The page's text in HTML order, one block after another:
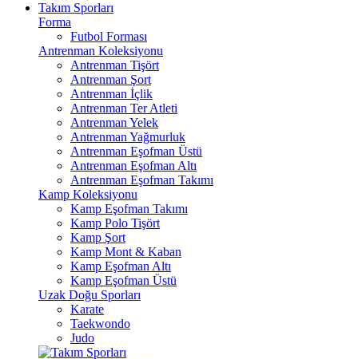
Takım Sporları
Forma
Futbol Forması
Antrenman Koleksiyonu
Antrenman Tişört
Antrenman Şort
Antrenman İçlik
Antrenman Ter Atleti
Antrenman Yelek
Antrenman Yağmurluk
Antrenman Eşofman Üstü
Antrenman Eşofman Altı
Antrenman Eşofman Takımı
Kamp Koleksiyonu
Kamp Eşofman Takımı
Kamp Polo Tişört
Kamp Şort
Kamp Mont & Kaban
Kamp Eşofman Altı
Kamp Eşofman Üstü
Uzak Doğu Sporları
Karate
Taekwondo
Judo